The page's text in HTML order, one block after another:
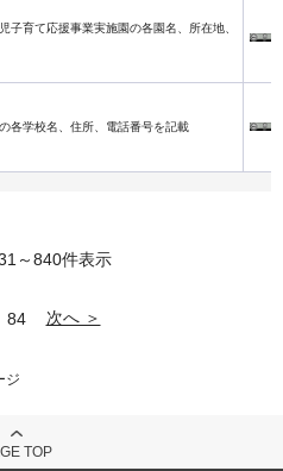
子育て応援事業実施園の各園名、所在地、
各学校名、住所、電話番号を記載
～840件表示
84 次へ ＞
ジ
TOP